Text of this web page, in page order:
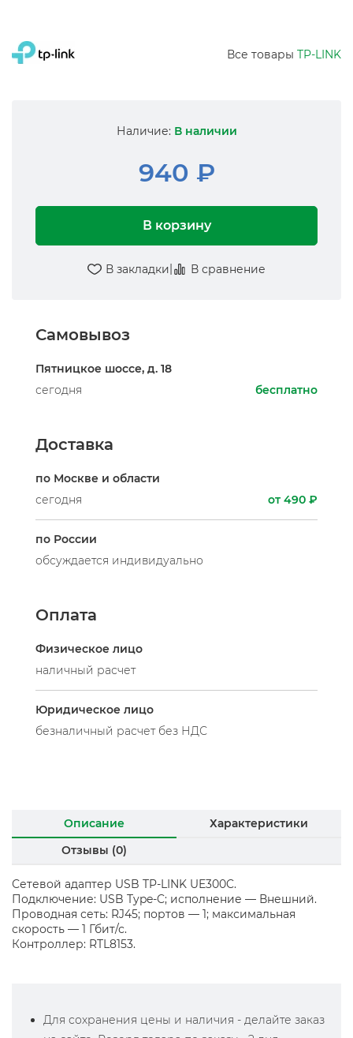
Все товары TP-LINK
Наличие: В наличии
940 ₽
В корзину
В закладки| В сравнение
Самовывоз
Пятницкое шоссе, д. 18
сегодня
бесплатно
Доставка
по Москве и области
сегодня
от 490 ₽
по России
обсуждается индивидуально
Оплата
Физическое лицо
наличный расчет
Юридическое лицо
безналичный расчет без НДС
Описание
Характеристики
Отзывы (0)
Сетевой адаптер USB TP-LINK UE300C.
Подключение: USB Type-C; исполнение — Внешний.
Проводная сеть: RJ45; портов — 1; максимальная
скорость — 1 Гбит/с.
Контроллер: RTL8153.
Для сохранения цены и наличия - делайте заказ